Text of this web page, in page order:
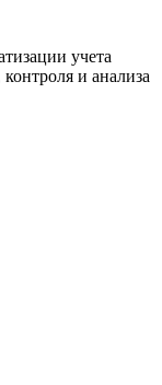
учета
и анализа